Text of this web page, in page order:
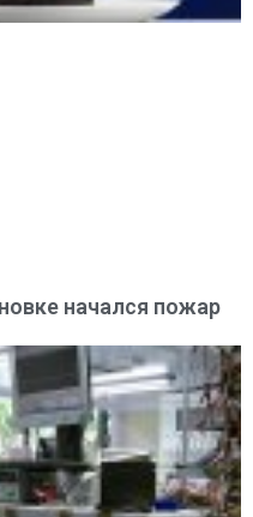
начался пожар